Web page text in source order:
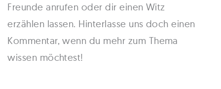
Freunde anrufen oder dir einen Witz
erzählen lassen. Hinterlasse uns doch einen
Kommentar, wenn du mehr zum Thema
wissen möchtest!